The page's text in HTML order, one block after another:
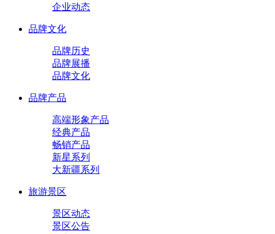
企业动态
品牌文化
品牌历史
品牌展播
品牌文化
品牌产品
高端形象产品
经典产品
畅销产品
新星系列
大新疆系列
旅游景区
景区动态
景区公告